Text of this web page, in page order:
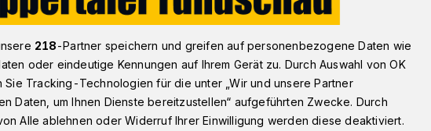
Kino kooperieren in Sachen "Salome"
dem „Rex“
218-Partner speichern und greifen auf personenbezogene Daten wie
oder eindeutige Kennungen auf Ihrem Gerät zu. Durch Auswahl von OK
Sie Tracking-Technologien für die unter „Wir und unsere Partner
Daten, um Ihnen Dienste bereitzustellen“ aufgeführten Zwecke. Durch
Alle ablehnen oder Widerruf Ihrer Einwilligung werden diese deaktiviert.